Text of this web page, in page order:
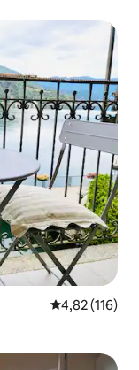
4,82 de uma
4,82 (116)